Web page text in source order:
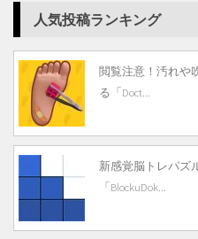
人気投稿ランキング
閲覧注意！汚れや
る「Doct...
新感覚脳トレパズ
「BlockuDok...